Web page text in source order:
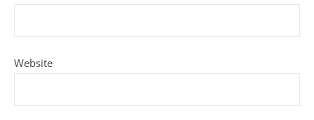
Website